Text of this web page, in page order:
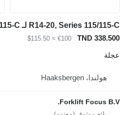
TND 338.500
€100
≈ $115.50
عجلة
هولندا، Haaksbergen
Forklift Focus B.V.